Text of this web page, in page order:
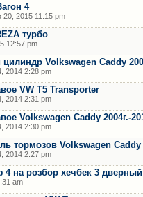
4
20, 2015 11:15 pm
турбо
12:57 pm
Volkswagen Caddy
2014 2:28 pm
VW T5 Transporter
2014 2:31 pm
Volkswagen Caddy 2004г.-
2014 2:30 pm
тормозов Volkswagen Caddy
2014 2:27 pm
4 на розбор хечбек 3 дверный
am